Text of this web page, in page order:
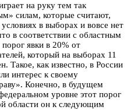
на руку тем так
силам, которые считают,
в выборах и вовсе нет
в соответствии с областным
явки в 20% от
который на выборах 11
Такое, как известно, в России
интерес к своему
Конечно, в будущем
уровне этот порог
области он к следующим